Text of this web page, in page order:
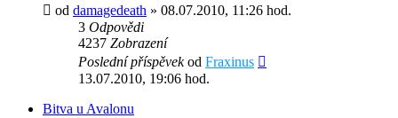
od damagedeath » 08.07.2010, 11:26 hod.
3 Odpovědi
4237 Zobrazení
Poslední příspěvekod Fraxinus
13.07.2010, 19:06 hod.
Bitva u Avalonu